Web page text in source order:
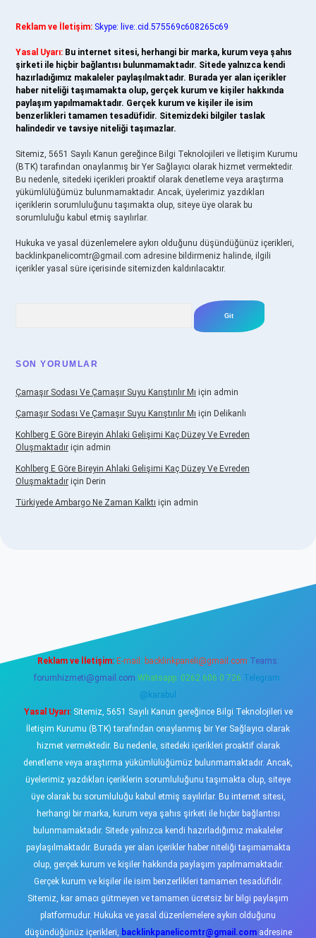
Reklam ve İletişim: Skype: live:.cid.575569c608265c69
Yasal Uyarı: Bu internet sitesi, herhangi bir marka, kurum veya şahıs
şirketi ile hiçbir bağlantısı bulunmamaktadır. Sitede yalnızca kendi
hazırladığımız makaleler paylaşılmaktadır. Burada yer alan içerikler
haber niteliği taşımamakta olup, gerçek kurum ve kişiler hakkında
paylaşım yapılmamaktadır. Gerçek kurum ve kişiler ile isim
benzerlikleri tamamen tesadüfidir. Sitemizdeki bilgiler taslak
halindedir ve tavsiye niteliği taşımazlar.
Sitemiz, 5651 Sayılı Kanun gereğince Bilgi Teknolojileri ve İletişim Kurumu
(BTK) tarafından onaylanmış bir Yer Sağlayıcı olarak hizmet vermektedir.
Bu nedenle, sitedeki içerikleri proaktif olarak denetleme veya araştırma
yükümlülüğümüz bulunmamaktadır. Ancak, üyelerimiz yazdıkları
içeriklerin sorumluluğunu taşımakta olup, siteye üye olarak bu
sorumluluğu kabul etmiş sayılırlar.
Hukuka ve yasal düzenlemelere aykırı olduğunu düşündüğünüz içerikleri,
backlinkpanelicomtr@gmail.com adresine bildirmeniz halinde, ilgili
içerikler yasal süre içerisinde sitemizden kaldırılacaktır.
SON YORUMLAR
Çamaşır Sodası Ve Çamaşır Suyu Karıştırılır Mı için admin
Çamaşır Sodası Ve Çamaşır Suyu Karıştırılır Mı için Delikanlı
Kohlberg E Göre Bireyin Ahlaki Gelişimi Kaç Düzey Ve Evreden
Oluşmaktadır için admin
Kohlberg E Göre Bireyin Ahlaki Gelişimi Kaç Düzey Ve Evreden
Oluşmaktadır için Derin
Türkiyede Ambargo Ne Zaman Kalktı için admin
Reklam ve İletişim: E-mail: backlinkpaneli@gmail.com Teams:
forumhizmeti@gmail.com Whatsapp: 0262 606 0 726 Telegram:
@karabul
Yasal Uyarı:Sitemiz, 5651 Sayılı Kanun gereğince Bilgi Teknolojileri ve
İletişim Kurumu (BTK) tarafından onaylanmış bir Yer Sağlayıcı olarak
hizmet vermektedir. Bu nedenle, sitedeki içerikleri proaktif olarak
denetleme veya araştırma yükümlülüğümüz bulunmamaktadır. Ancak,
üyelerimiz yazdıkları içeriklerin sorumluluğunu taşımakta olup, siteye
üye olarak bu sorumluluğu kabul etmiş sayılırlar. Bu internet sitesi,
herhangi bir marka, kurum veya şahıs şirketi ile hiçbir bağlantısı
bulunmamaktadır. Sitede yalnızca kendi hazırladığımız makaleler
paylaşılmaktadır. Burada yer alan içerikler haber niteliği taşımamakta
olup, gerçek kurum ve kişiler hakkında paylaşım yapılmamaktadır.
Gerçek kurum ve kişiler ile isim benzerlikleri tamamen tesadüfidir.
Sitemiz, kar amacı gütmeyen ve tamamen ücretsiz bir bilgi paylaşım
platformudur. Hukuka ve yasal düzenlemelere aykırı olduğunu
düşündüğünüz içerikleri, backlinkpanelicomtr@gmail.comadresine